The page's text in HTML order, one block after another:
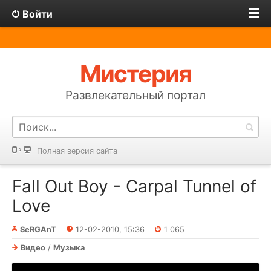
Войти
Мистерия
Развлекательный портал
Полная версия сайта
Fall Out Boy - Carpal Tunnel of
Love
SeRGAnT 12-02-2010, 15:36
1 065
Видео / Музыка